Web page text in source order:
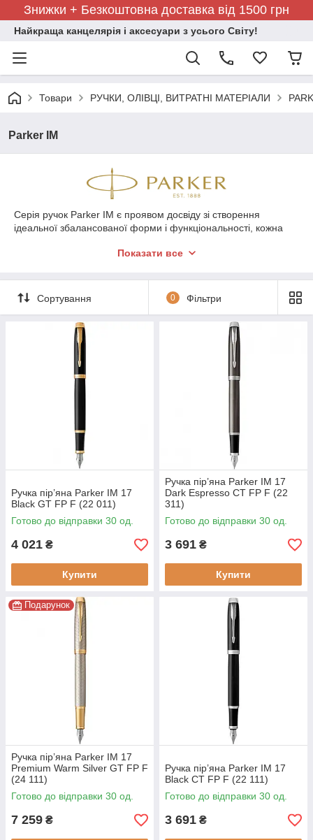
Знижки + Безкоштовна доставка від 1500 грн
Найкраща канцелярія і аксесуари з усього Світу!
Товари РУЧКИ, ОЛІВЦІ, ВИТРАТНІ МАТЕРІАЛИ
Parker IM
Серія ручок Parker IM є проявом досвіду зі створення
ідеальної збалансованої форми і функціональності, кожна
захоплення зі сталі, уважно вивчалась, після вивчення зайві
сповідуючи практичність і лаконічність стилю, ручку Паркер
IM створено за правилами "нічого зайвого", так це творіння
французьких майстрів і стало еталоном людей, які постійно
Показати все
Сортування 0 Фільтри
Ручка пір’яна Parker IM 17
Black GT FP F (22 011)
Готово до відправки 30 од.
4 021 ₴
Купити
Ручка пір’яна Parker IM 17
Dark Espresso CT FP F (22
311)
Готово до відправки 30 од.
3 691 ₴
Купити
Подарунок
Ручка пір’яна Parker IM 17
Premium Warm Silver GT FP F
(24 111)
Готово до відправки 30 од.
7 259 ₴
Ручка пір’яна Parker IM 17
Black CT FP F (22 111)
Готово до відправки 30 од.
3 691 ₴